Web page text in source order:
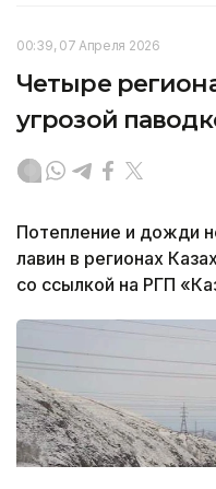
санавиации.
В Следственном
уголовного дела по
Ранее сообщалось о
Лавина Мировые
Бекбау
Автор
00:39, 07 Апреля 2026
Четыре